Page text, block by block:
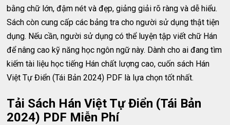
bằng chữ lớn, đậm nét và đẹp, giảng giải rõ ràng và dễ hiểu.
Sách còn cung cấp các bảng tra cho người sử dụng thật tiện
dụng. Nếu cần, người sử dụng có thể luyện tập viết chữ Hán
để nâng cao kỹ năng học ngôn ngữ này. Dành cho ai đang tìm
kiếm tài liệu học tiếng Hán chất lượng cao, cuốn sách Hán
Việt Tự Điển (Tái Bản 2024) PDF là lựa chọn tốt nhất.
Tải Sách Hán Việt Tự Điển (Tái Bản
2024) PDF Miễn Phí